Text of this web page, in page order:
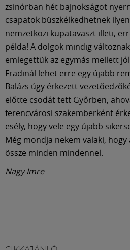
zsinórban hét bajnokságot
csapatok büszkélkedhetnek
nemzetközi kupatavaszt illeti,
példa! A dolgok mindig
emlegettük az egymás mellett
Fradinál lehet erre egy újabb
Balázs úgy érkezett
előtte csodát tett Győrben,
ferencvárosi szakemberként
esély, hogy vele egy újabb
Még mondja nekem valaki,
össze minden mindennel.
Nagy Imre